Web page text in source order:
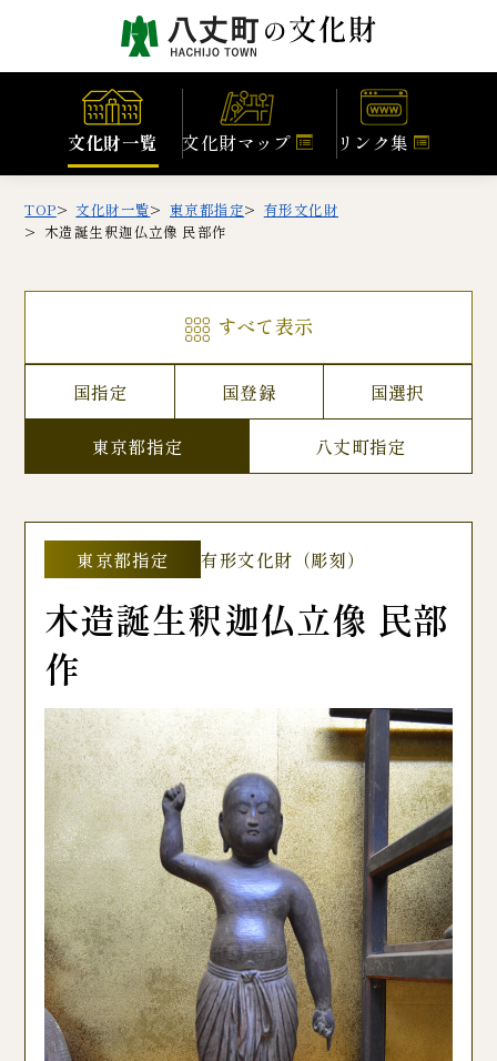
文化財一覧 文化財マップ リンク集
TOP 文化財一覧 東京都指定
有形文化財
木造誕生釈迦仏立像 民部作
すべて表示
国指定 国登録 国選択
東京都指定 八丈町指定
東京都指定 有形文化財（彫刻）
木造誕生釈迦仏立像 民部
作